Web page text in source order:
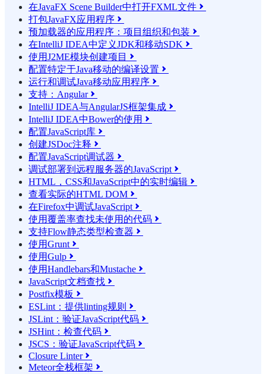
在JavaFX Scene Builder中打开FXML文件 
打包JavaFX应用程序 
预加载器的应用程序：项目组织和包装 
在IntelliJ IDEA中定义JDK和移动SDK 
使用J2ME模块创建项目 
配置特定于Java移动的编译设置 
运行和调试Java移动应用程序 
支持：Angular
IntelliJ IDEA与AngularJS框架集成 
IntelliJ IDEA中Bower的使用 
配置JavaScript库 
创建JSDoc注释 
配置JavaScript调试器 
调试部署到远程服务器的JavaScript 
HTML，CSS和JavaScript中的实时编辑 
查看实际的HTML DOM 
在Firefox中调试JavaScript 
使用覆盖率查找未使用的代码 
支持Flow静态类型检查器 
使用Grunt 
使用Gulp 
使用Handlebars和Mustache 
JavaScript文档查找 
Postfix模板 
ESLint：提供linting规则 
JSLint：验证JavaScript代码 
JSHint：检查代码 
JSCS：验证JavaScript代码 
Closure Linter
Meteor全栈框架 